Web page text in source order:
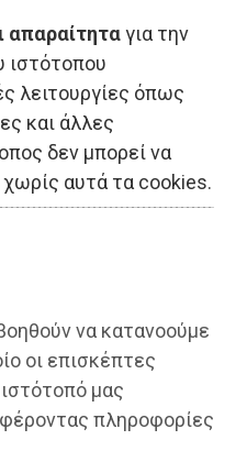
απαραίτηταγια την
ιστότοπου
λειτουργίες όπως
και άλλες
δεν μπορεί να
αυτά τα cookies.
να κατανοούμε
οι επισκέπτες
μας
πληροφορίες
όραμα,
χωρίς
- 12:45